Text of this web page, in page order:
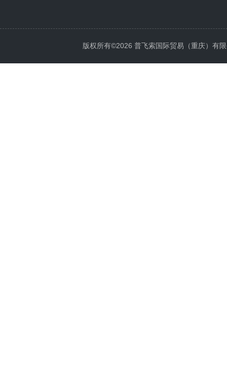
版权所有©2026 普飞索国际贸易（重庆）有